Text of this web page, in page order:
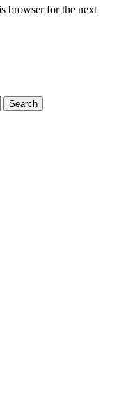
browser for the next